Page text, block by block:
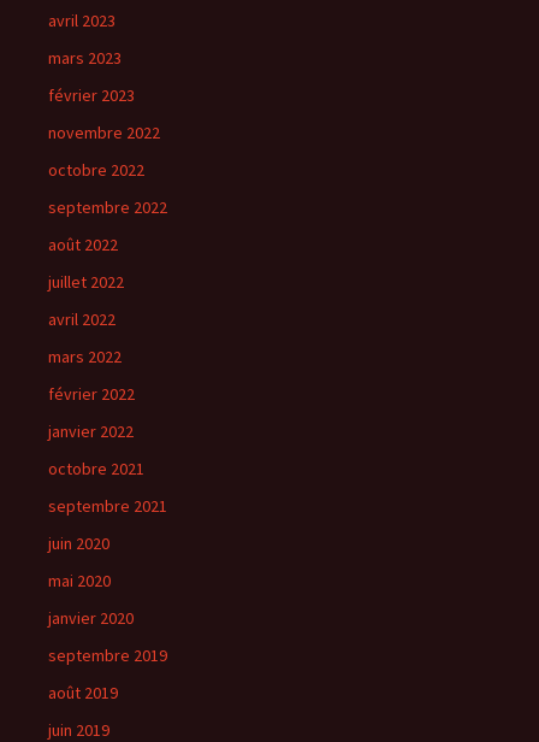
avril 2023
mars 2023
février 2023
novembre 2022
octobre 2022
septembre 2022
août 2022
juillet 2022
avril 2022
mars 2022
février 2022
janvier 2022
octobre 2021
septembre 2021
juin 2020
mai 2020
janvier 2020
septembre 2019
août 2019
juin 2019